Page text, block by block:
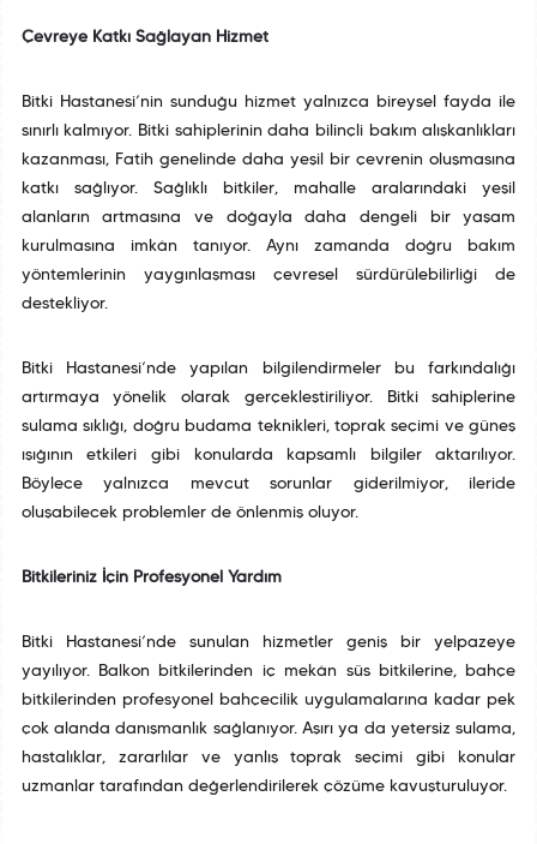
Çevreye Katkı Sağlayan Hizmet
Bitki Hastanesi’nin sunduğu hizmet yalnızca bireysel fayda ile
sınırlı kalmıyor. Bitki sahiplerinin daha bilinçli bakım alışkanlıkları
kazanması, Fatih genelinde daha yeşil bir çevrenin oluşmasına
katkı sağlıyor. Sağlıklı bitkiler, mahalle aralarındaki yeşil
alanların artmasına ve doğayla daha dengeli bir yaşam
kurulmasına imkân tanıyor. Aynı zamanda doğru bakım
yöntemlerinin yaygınlaşması çevresel sürdürülebilirliği de
destekliyor.
Bitki Hastanesi’nde yapılan bilgilendirmeler bu farkındalığı
artırmaya yönelik olarak gerçekleştiriliyor. Bitki sahiplerine
sulama sıklığı, doğru budama teknikleri, toprak seçimi ve güneş
ışığının etkileri gibi konularda kapsamlı bilgiler aktarılıyor.
Böylece yalnızca mevcut sorunlar giderilmiyor, ileride
oluşabilecek problemler de önlenmiş oluyor.
Bitkileriniz İçin Profesyonel Yardım
Bitki Hastanesi’nde sunulan hizmetler geniş bir yelpazeye
yayılıyor. Balkon bitkilerinden iç mekân süs bitkilerine, bahçe
bitkilerinden profesyonel bahçecilik uygulamalarına kadar pek
çok alanda danışmanlık sağlanıyor. Aşırı ya da yetersiz sulama,
hastalıklar, zararlılar ve yanlış toprak seçimi gibi konular
uzmanlar tarafından değerlendirilerek çözüme kavuşturuluyor.